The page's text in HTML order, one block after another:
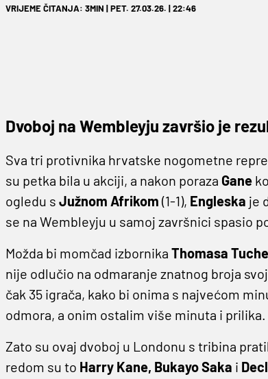
VRIJEME ČITANJA: 3MIN | PET. 27.03.26. | 22:46
Dvoboj na Wembleyju završio je
Sva tri protivnika hrvatske nogometne
su petka bila u akciji, a nakon poraza Gane
ogledu s Južnom Afrikom (1-1), Engleska je
se na Wembleyju u samoj završnici spasio
Možda bi momčad izbornika Thomasa
nije odlučio na odmaranje znatnog broja
čak 35 igrača, kako bi onima s najvećom
odmora, a onim ostalim više minuta i prilika.
Zato su ovaj dvoboj u Londonu s tribina
redom su to Harry Kane, Bukayo Saka i